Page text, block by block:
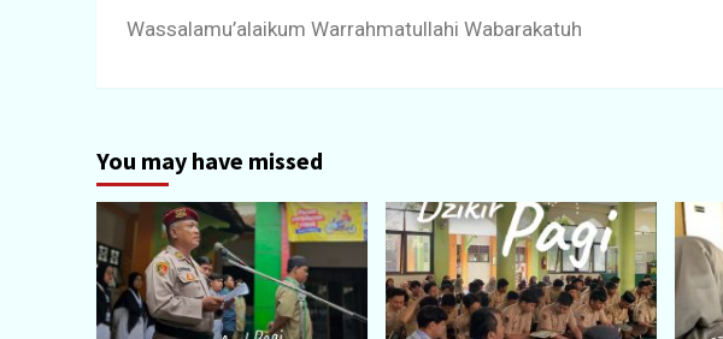
Wassalamu’alaikum Warrahmatullahi Wabarakatuh
You may have missed